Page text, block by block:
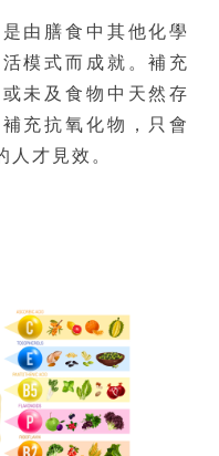
由膳食中其他化學
模式而成就。補充
未及食物中天然存
充抗氧化物，只會
人才見效。